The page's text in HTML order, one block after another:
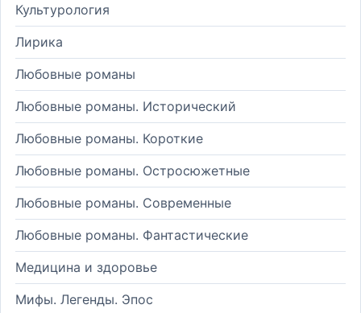
Культурология
Лирика
Любовные романы
Любовные романы. Исторический
Любовные романы. Короткие
Любовные романы. Остросюжетные
Любовные романы. Современные
Любовные романы. Фантастические
Медицина и здоровье
Мифы. Легенды. Эпос